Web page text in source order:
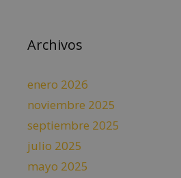
Archivos
enero 2026
noviembre 2025
septiembre 2025
julio 2025
mayo 2025